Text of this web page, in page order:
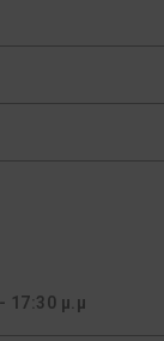
17:30 μ.μ